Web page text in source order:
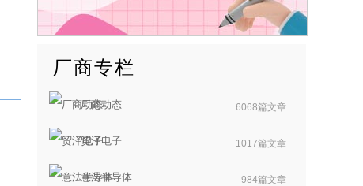
厂商专栏
厂商动态 6068篇文章
贸泽电子 1017篇文章
意法半导体 984篇文章